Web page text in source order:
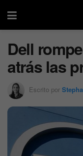
Dell
atrás las
Escrito por